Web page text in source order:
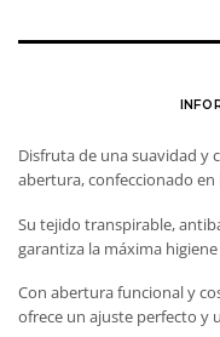
Disfruta de una suavidad y
abertura, confeccionado
Su tejido transpirable,
garantiza la máxima
Con abertura funcional y
ofrece un ajuste perfecto y